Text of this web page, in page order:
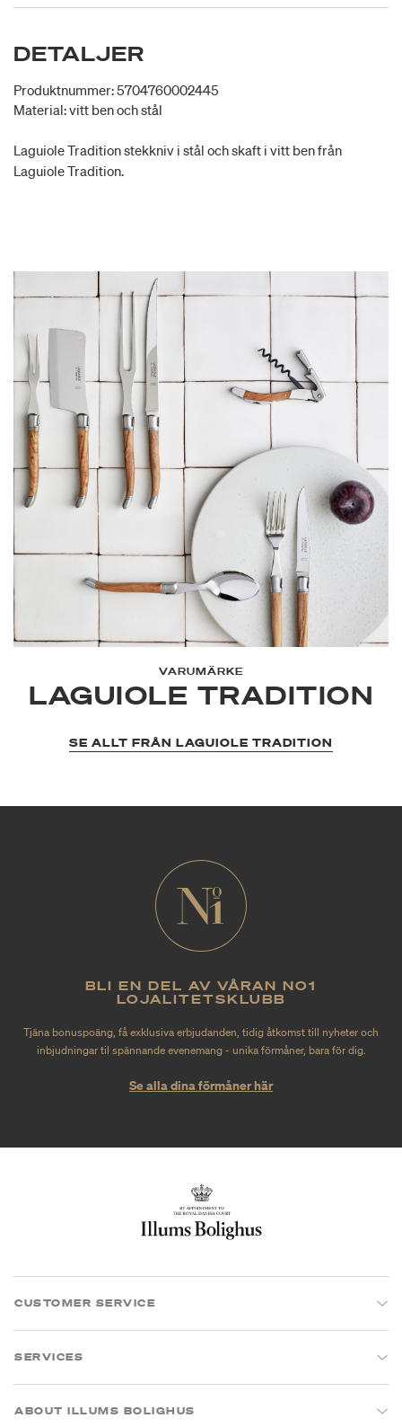
DETALJER
Produktnummer: 5704760002445
Material: vitt ben och stål
Laguiole Tradition stekkniv i stål och skaft i vitt ben från
Laguiole Tradition.
VARUMÄRKE
LAGUIOLE TRADITION
SE ALLT FRÅN LAGUIOLE TRADITION
BLI EN DEL AV VÅRAN NO1
LOJALITETSKLUBB
Tjäna bonuspoäng, få exklusiva erbjudanden, tidig åtkomst till nyheter och
inbjudningar til spännande evenemang - unika förmåner, bara för dig.
Se alla dina förmåner här
CUSTOMER SERVICE
SERVICES
ABOUT ILLUMS BOLIGHUS